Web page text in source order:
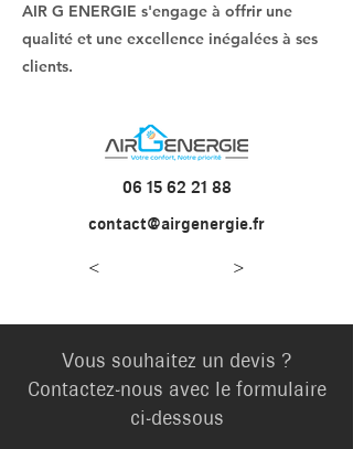
AIR G ENERGIE s'engage à offrir une
qualité et une excellence inégalées à ses
clients.
06 15 62 21 88
contact@airgenergie.fr
< >
Vous souhaitez un devis ?
Contactez-nous avec le formulaire
ci-dessous